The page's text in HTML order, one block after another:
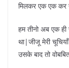
मिलकर एक एक कर
हम तीनो अब एक
था|जीजू मेरी
उसके बाद तो